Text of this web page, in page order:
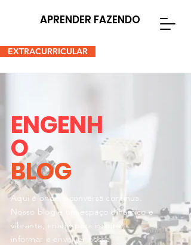
APRENDER FAZENDO
EXTRACURRICULAR
ENGENH
O
BLOG
Aqui é onde a conversa continua.
Nosso blog é um espaço dinâmico e
vibrante, criado para inspirar,
informar e envolver nossa